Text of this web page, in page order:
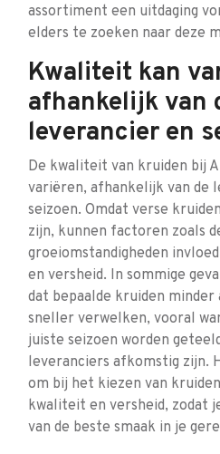
assortiment een uitdaging
elders te zoeken naar deze
Kwaliteit kan
afhankelijk van
leverancier en
De kwaliteit van kruiden bij
variëren, afhankelijk van de
seizoen. Omdat verse
zijn, kunnen factoren zoals
groeiomstandigheden
en versheid. In sommige
dat bepaalde kruiden
sneller verwelken, vooral
juiste seizoen worden
leveranciers afkomstig zijn.
om bij het kiezen van
kwaliteit en versheid, zodat
van de beste smaak in je